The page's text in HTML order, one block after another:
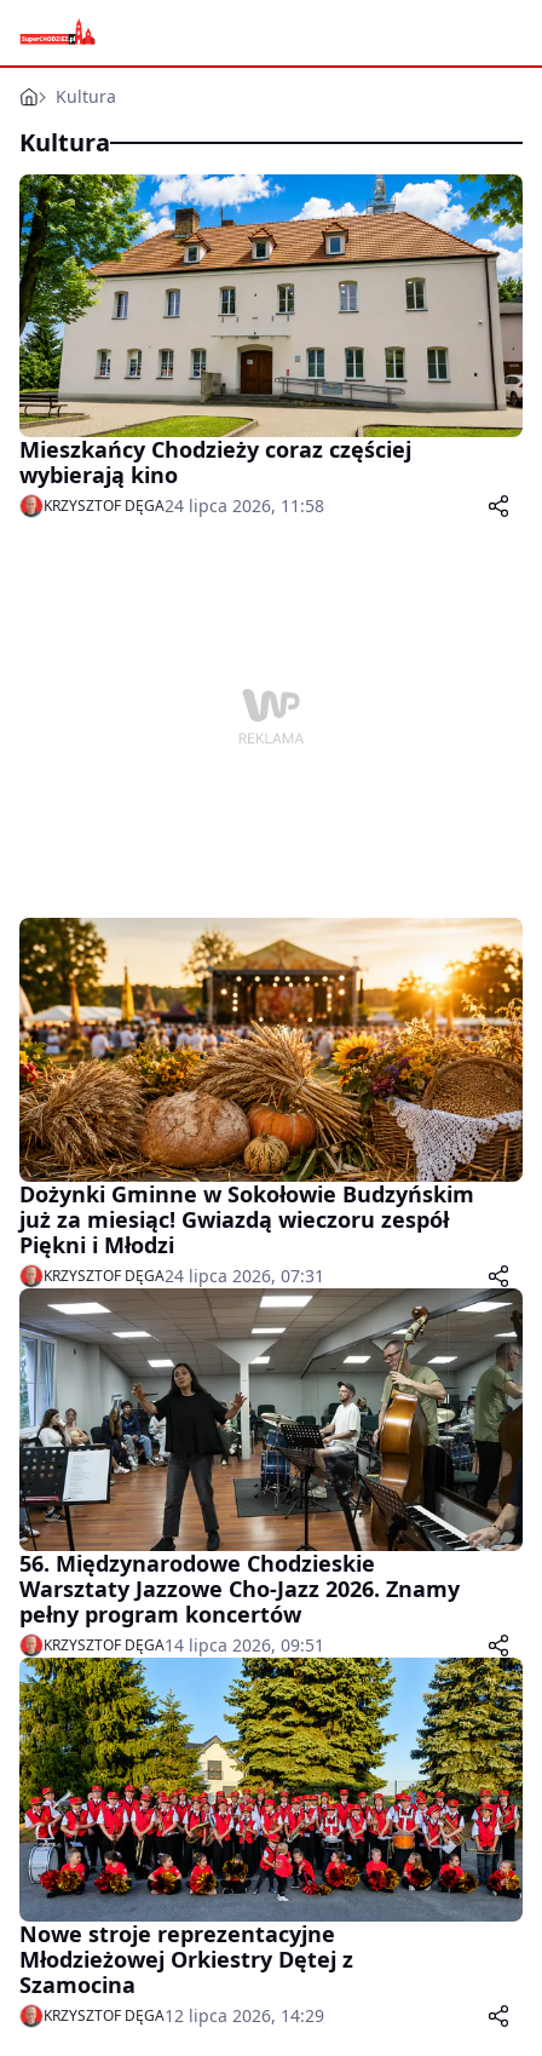
Kultura
Kultura
Mieszkańcy Chodzieży coraz częściej
wybierają kino
KRZYSZTOF DĘGA24 lipca 2026, 11:58
Dożynki Gminne w Sokołowie Budzyńskim
już za miesiąc! Gwiazdą wieczoru zespół
Piękni i Młodzi
KRZYSZTOF DĘGA24 lipca 2026, 07:31
56. Międzynarodowe Chodzieskie
Warsztaty Jazzowe Cho-Jazz 2026. Znamy
pełny program koncertów
KRZYSZTOF DĘGA14 lipca 2026, 09:51
Nowe stroje reprezentacyjne
Młodzieżowej Orkiestry Dętej z
Szamocina
KRZYSZTOF DĘGA12 lipca 2026, 14:29